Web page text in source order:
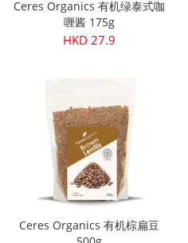
Ceres Organics 有机绿泰式咖
喱酱 175g
HKD 27.9
Ceres Organics 有机棕扁豆